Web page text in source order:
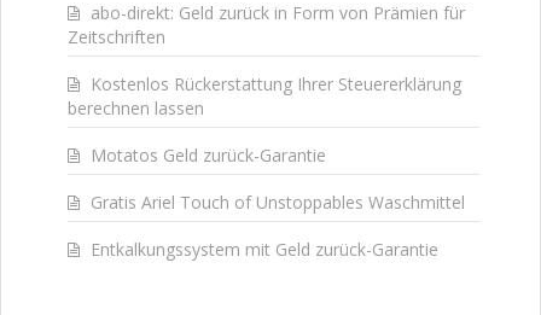
abo-direkt: Geld zurück in Form von Prämien für
Zeitschriften
Kostenlos Rückerstattung Ihrer Steuererklärung
berechnen lassen
Motatos Geld zurück-Garantie
Gratis Ariel Touch of Unstoppables Waschmittel
Entkalkungssystem mit Geld zurück-Garantie